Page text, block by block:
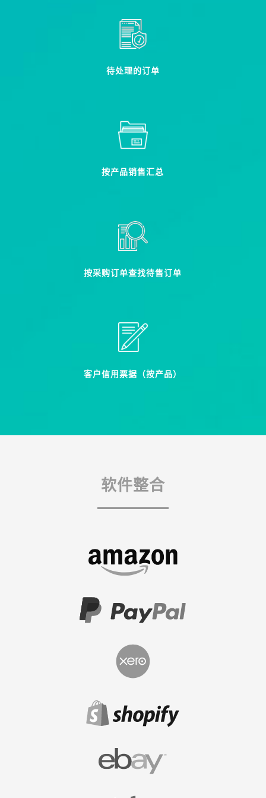
待处理的订单
按产品销售汇总
按采购订单查找待售订单
客户信用票据（按产品）
软件整合